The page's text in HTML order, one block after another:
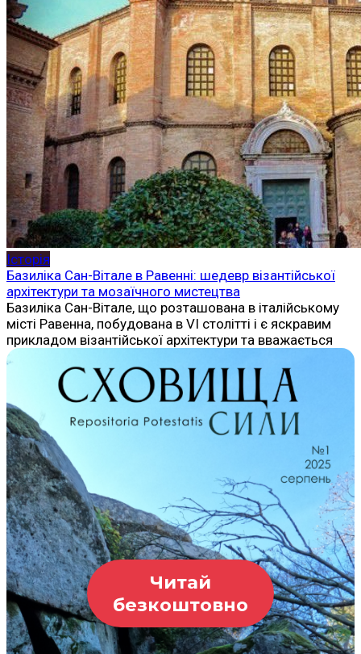
Історія
Базиліка Сан-Вітале в Равенні: шедевр візантійської
архітектури та мозаїчного мистецтва
Базиліка Сан-Вітале, що розташована в італійському
місті Равенна, побудована в VI столітті і є яскравим
прикладом візантійської архітектури та вважається
Читай
безкоштовно